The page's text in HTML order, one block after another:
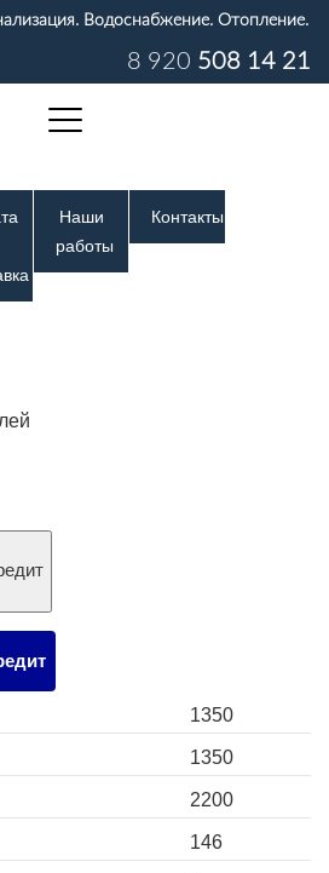
Водоснабжение. Отопление.
8 920 508 14 21
Наши
работы
Контакты
1350
1350
2200
146